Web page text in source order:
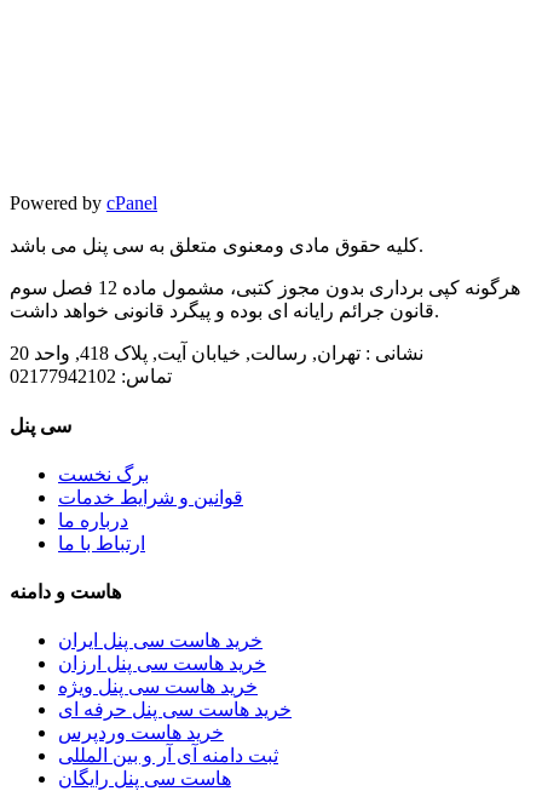
Powered by cPanel
کلیه حقوق مادی ومعنوی متعلق به سی پنل می باشد.
هرگونه کپی برداری بدون مجوز کتبی، مشمول ماده 12 فصل سوم
قانون جرائم رایانه ای بوده و پیگرد قانونی خواهد داشت.
نشانی : تهران, رسالت, خیابان آیت, پلاک 418, واحد 20
تماس:
سی پنل
برگ نخست
قوانین و شرایط خدمات
درباره ما
ارتباط با ما
هاست و دامنه
خرید هاست سی پنل ایران
خرید هاست سی پنل ارزان
خرید هاست سی پنل ویژه
خرید هاست سی پنل حرفه ای
خرید هاست وردپرس
ثبت دامنه آی آر و بین المللی
هاست سی پنل رایگان